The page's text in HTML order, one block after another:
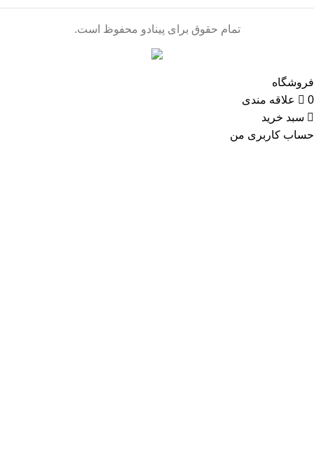
تمام حقوق برای پینادو محفوظ است.
فروشگاه
0
علاقه مندی
سبد خرید
حساب کاربری من